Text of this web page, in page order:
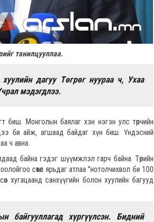
танилцууллаа.
дагуу Төгрөг нуураа ч, Ухаа
мэдэгдлээ.
Монголын баялаг хэн нэгэн улс төрчийн
би айж, агшаад байдаг хүн биш. Үндэсний
ч авна.
байна гэдэг шүүмжлэл гарч байна. Төрийн
сөөтөл ярьдаг атлаа "нотолчихвол би 100
хугацаанд санхүүгийн болон хуулийн багууд
байгууллагад хүргүүлсэн. Бидний